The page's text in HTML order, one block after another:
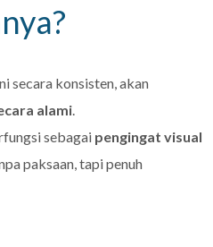
secara konsisten, akan
alami.
sebagai pengingat visual
paksaan, tapi penuh